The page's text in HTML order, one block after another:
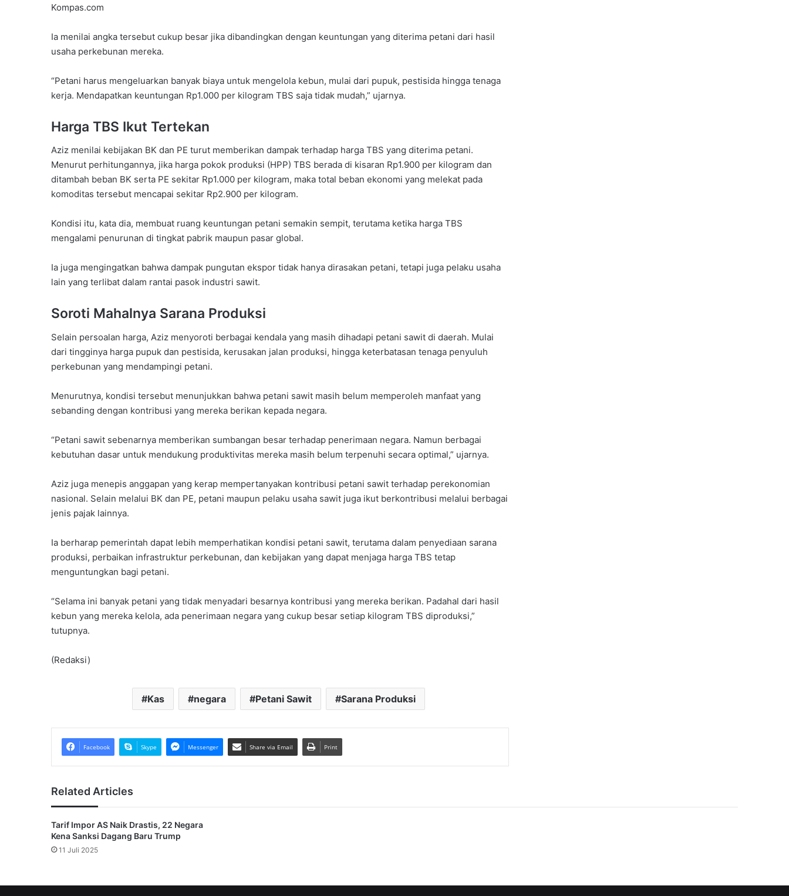
Kompas.com
Ia menilai angka tersebut cukup besar jika dibandingkan dengan keuntungan yang diterima petani dari hasil
usaha perkebunan mereka.
“Petani harus mengeluarkan banyak biaya untuk mengelola kebun, mulai dari pupuk, pestisida hingga tenaga
kerja. Mendapatkan keuntungan Rp1.000 per kilogram TBS saja tidak mudah,” ujarnya.
Harga TBS Ikut Tertekan
Aziz menilai kebijakan BK dan PE turut memberikan dampak terhadap harga TBS yang diterima petani.
Menurut perhitungannya, jika harga pokok produksi (HPP) TBS berada di kisaran Rp1.900 per kilogram dan
ditambah beban BK serta PE sekitar Rp1.000 per kilogram, maka total beban ekonomi yang melekat pada
komoditas tersebut mencapai sekitar Rp2.900 per kilogram.
Kondisi itu, kata dia, membuat ruang keuntungan petani semakin sempit, terutama ketika harga TBS
mengalami penurunan di tingkat pabrik maupun pasar global.
Ia juga mengingatkan bahwa dampak pungutan ekspor tidak hanya dirasakan petani, tetapi juga pelaku usaha
lain yang terlibat dalam rantai pasok industri sawit.
Soroti Mahalnya Sarana Produksi
Selain persoalan harga, Aziz menyoroti berbagai kendala yang masih dihadapi petani sawit di daerah. Mulai
dari tingginya harga pupuk dan pestisida, kerusakan jalan produksi, hingga keterbatasan tenaga penyuluh
perkebunan yang mendampingi petani.
Menurutnya, kondisi tersebut menunjukkan bahwa petani sawit masih belum memperoleh manfaat yang
sebanding dengan kontribusi yang mereka berikan kepada negara.
“Petani sawit sebenarnya memberikan sumbangan besar terhadap penerimaan negara. Namun berbagai
kebutuhan dasar untuk mendukung produktivitas mereka masih belum terpenuhi secara optimal,” ujarnya.
Aziz juga menepis anggapan yang kerap mempertanyakan kontribusi petani sawit terhadap perekonomian
nasional. Selain melalui BK dan PE, petani maupun pelaku usaha sawit juga ikut berkontribusi melalui berbagai
jenis pajak lainnya.
Ia berharap pemerintah dapat lebih memperhatikan kondisi petani sawit, terutama dalam penyediaan sarana
produksi, perbaikan infrastruktur perkebunan, dan kebijakan yang dapat menjaga harga TBS tetap
menguntungkan bagi petani.
“Selama ini banyak petani yang tidak menyadari besarnya kontribusi yang mereka berikan. Padahal dari hasil
kebun yang mereka kelola, ada penerimaan negara yang cukup besar setiap kilogram TBS diproduksi,”
tutupnya.
(Redaksi)
Kas negara Petani Sawit Sarana Produksi
Facebook Skype Messenger Share via Email Print
Related Articles
Tarif Impor AS Naik Drastis, 22 Negara
Kena Sanksi Dagang Baru Trump
11 Juli 2025